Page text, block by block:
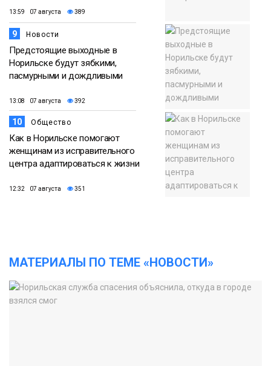
13:59 07 августа 389
9 Новости
Предстоящие выходные в
Норильске будут зябкими,
пасмурными и дождливыми
13:08 07 августа 392
10 Общество
Как в Норильске помогают
женщинам из исправительного
центра адаптироваться к жизни
12:32 07 августа 351
МАТЕРИАЛЫ ПО ТЕМЕ «НОВОСТИ»